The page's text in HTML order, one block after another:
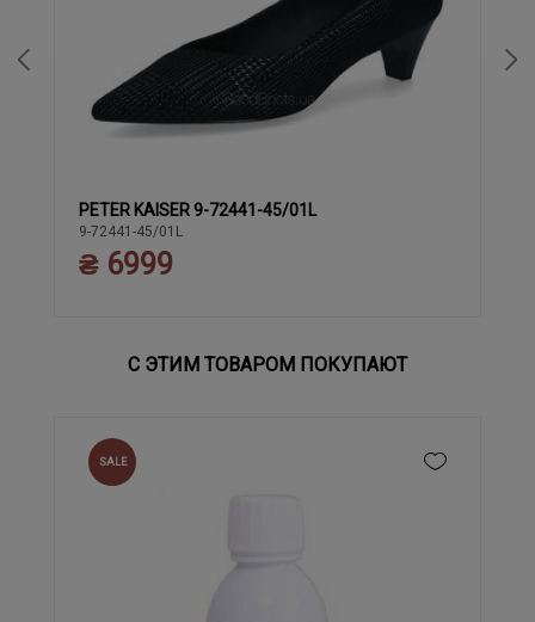
37 37.5 38 39 40
PETER KAISER 9-72441-45/01L
9-72441-45/01L
₴ 6999
С ЭТИМ ТОВАРОМ ПОКУПАЮТ
SALE